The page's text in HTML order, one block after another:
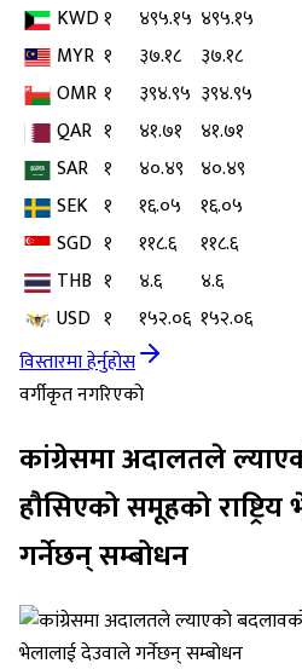
KWD१ ४९५.१५ ४९५.१५
MYR १ ३७.१८
३७.१८
OMR १ ३९४.९५ ३९४.९५
QAR १ ४१.७१
४१.७१
SAR १ ४०.४९ ४०.४९
SEK १ १६.०५
१६.०५
SGD १ ११८.६
११८.६
THB १ ४.६
४.६
USD १ १५२.०६ १५२.०६
विस्तारमा हेर्नुहोस
वर्गीकृत नगरिएको
कांग्रेसमा अदालतले
हौसिएको समूहको
गर्नेछन् सम्बोधन